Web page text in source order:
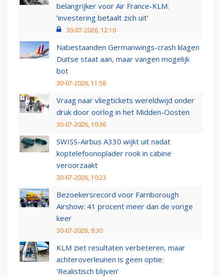
belangrijker voor Air France-KLM:
‘investering betaalt zich uit’
30-07-2026, 12:10
Nabestaanden Germanwings-crash klagen
Duitse staat aan, maar vangen mogelijk
bot
30-07-2026, 11:58
Vraag naar vliegtickets wereldwijd onder
druk door oorlog in het Midden-Oosten
30-07-2026, 10:36
SWISS-Airbus A330 wijkt uit nadat
koptelefoonoplader rook in cabine
veroorzaakt
30-07-2026, 10:23
Bezoekersrecord voor Farnborough
Airshow: 41 procent meer dan de vorige
keer
30-07-2026, 9:30
KLM ziet resultaten verbeteren, maar
achteroverleunen is geen optie:
‘Realistisch blijven’